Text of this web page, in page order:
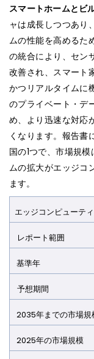
スマートホームとビ
ャは成長しつつあり
ムの性能を高めるた
の統合により、セン
改善され、スマート
かつリアルタイムに
のプライベート・デ
め、より迅速な対応
くなります。報告書
国の1つで、市場規
ムの拡大がエッジコ
ます。
エッジコンピューテ
レポート範囲
基準年
予想期間
2035年までの市場規
2025年の市場規模